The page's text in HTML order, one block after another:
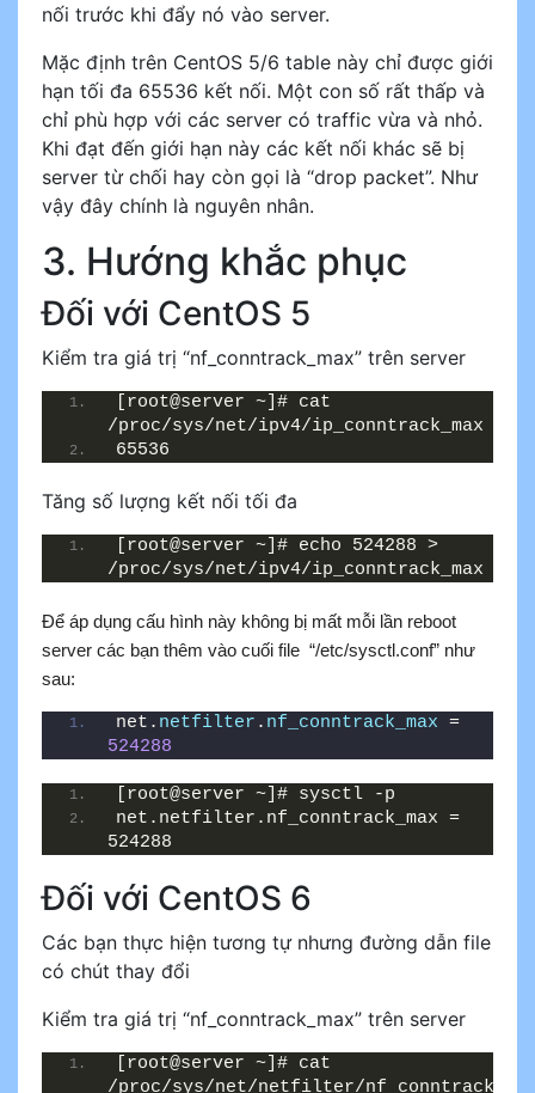
nối trước khi đẩy nó vào server.
Mặc định trên CentOS 5/6 table này chỉ được giới
hạn tối đa 65536 kết nối. Một con số rất thấp và
chỉ phù hợp với các server có traffic vừa và nhỏ.
Khi đạt đến giới hạn này các kết nối khác sẽ bị
server từ chối hay còn gọi là “drop packet”. Như
vậy đây chính là nguyên nhân.
3. Hướng khắc phục
Đối với CentOS 5
Kiểm tra giá trị “nf_conntrack_max” trên server
[root@server ~]# cat
/proc/sys/net/ipv4/ip_conntrack_max
65536
Tăng số lượng kết nối tối đa
[root@server ~]# echo 524288 >
/proc/sys/net/ipv4/ip_conntrack_max
Để áp dụng cấu hình này không bị mất mỗi lần reboot
server các bạn thêm vào cuối file “/etc/sysctl.conf” như
sau:
net. netfilter . nf_conntrack_max
524288
[root@server ~]# sysctl -p
net.netfilter.nf_conntrack_max =
524288
Đối với CentOS 6
Các bạn thực hiện tương tự nhưng đường dẫn file
có chút thay đổi
Kiểm tra giá trị “nf_conntrack_max” trên server
[root@server ~]# cat
/proc/sys/net/netfilter/